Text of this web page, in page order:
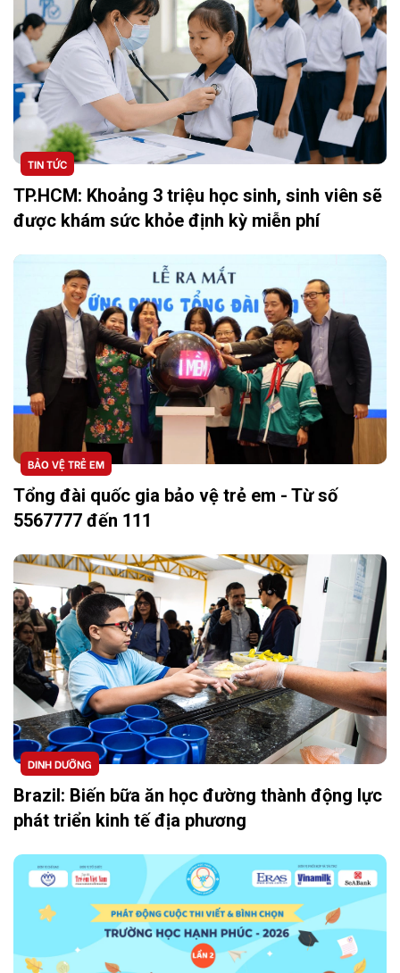
TIN TỨC
TP.HCM: Khoảng 3 triệu học sinh, sinh viên sẽ
được khám sức khỏe định kỳ miễn phí
BẢO VỆ TRẺ EM
Tổng đài quốc gia bảo vệ trẻ em - Từ số
5567777 đến 111
DINH DƯỠNG
Brazil: Biến bữa ăn học đường thành động lực
phát triển kinh tế địa phương